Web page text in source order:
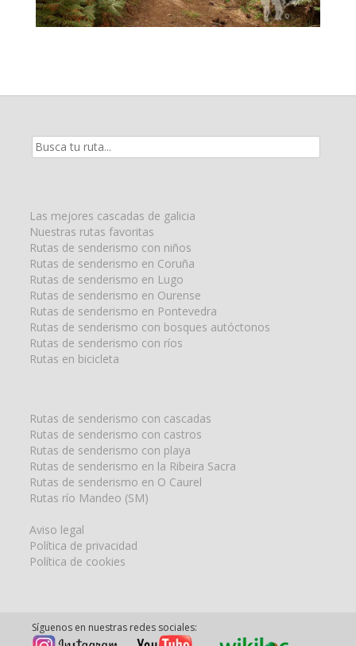
Resultados
Las mejores cascadas de galicia
Nuestras rutas favoritas
Rutas de senderismo con niños
Rutas de senderismo en Coruña
Rutas de senderismo en Lugo
Rutas de senderismo en Ourense
Rutas de senderismo en Pontevedra
Rutas de senderismo con bosques autóctonos
Rutas de senderismo con ríos
Rutas en bicicleta
Rutas de senderismo con cascadas
Rutas de senderismo con castros
Rutas de senderismo con playa
Rutas de senderismo en la Ribeira Sacra
Rutas de senderismo en O Caurel
Rutas río Mandeo (SM)
Aviso legal
Política de privacidad
Política de cookies
Síguenos en nuestras redes sociales: